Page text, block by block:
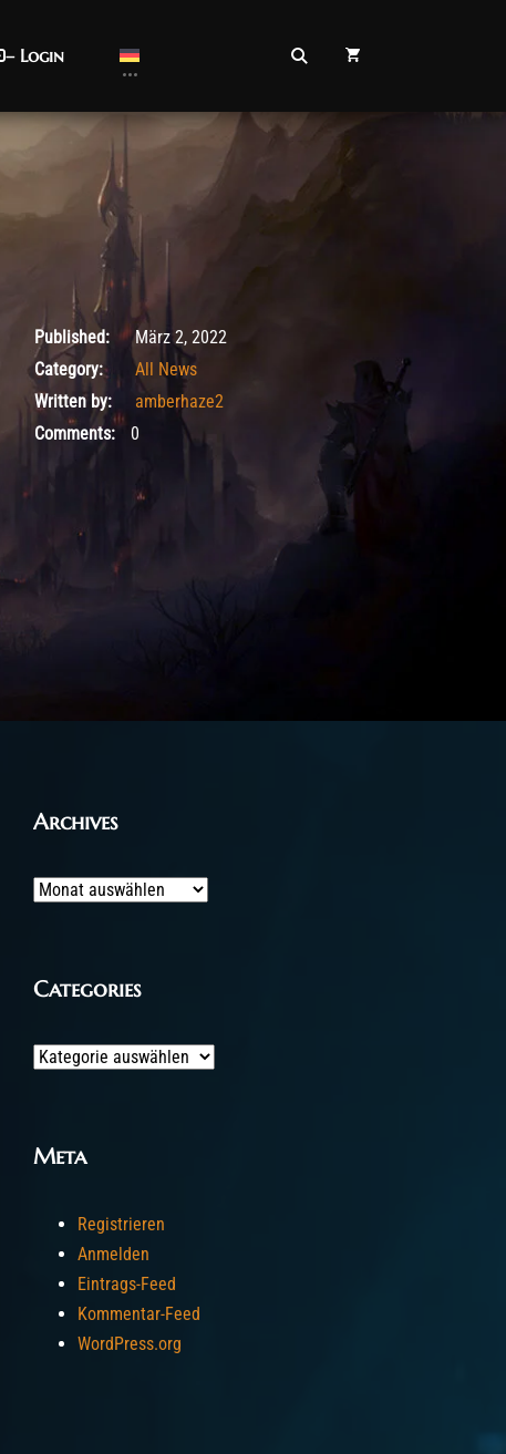
– Login
März 2, 2022
Published: März 2, 2022
Category:
All News
Written by:
amberhaze2
Comments:0
Archives
Archives
Categories
Categories
Meta
Registrieren
Anmelden
Eintrags-Feed
Kommentar-Feed
WordPress.org